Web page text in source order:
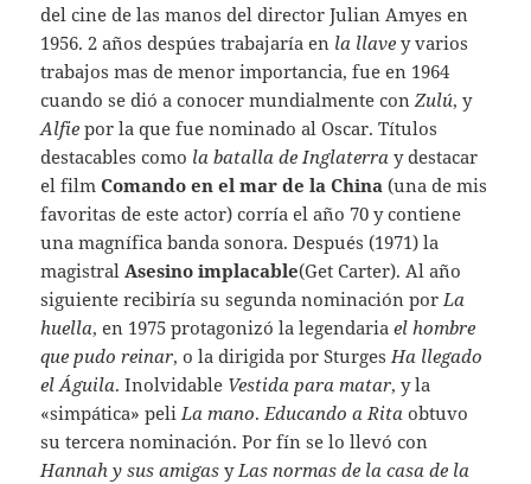
del cine de las manos del director Julian Amyes en
1956. 2 años despúes trabajaría en la llave y varios
trabajos mas de menor importancia, fue en 1964
cuando se dió a conocer mundialmente conZulú, y
Alfie por la que fue nominado al Oscar. Títulos
destacables como la batalla de Inglaterra y destacar
el filmComando en el mar de la China (una de mis
favoritas de este actor) corría el año 70 y contiene
una magnífica banda sonora. Después (1971) la
magistralAsesino implacable(Get Carter). Al año
siguiente recibiría su segunda nominación porLa
huella, en 1975 protagonizó la legendariael hombre
que pudo reinar, o la dirigida por SturgesHa llegado
el Águila. Inolvidable Vestida para matar, y la
«simpática» peliLa mano.Educando a Rita obtuvo
su tercera nominación. Por fín se lo llevó con
Hannah y sus amigas yLas normas de la casa de la